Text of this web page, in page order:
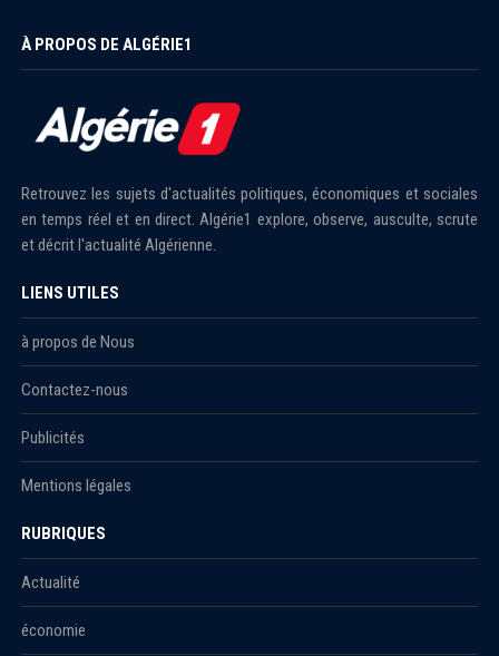
À PROPOS DE ALGÉRIE1
Retrouvez les sujets d'actualités politiques, économiques et sociales
en temps réel et en direct. Algérie1 explore, observe, ausculte, scrute
et décrit l'actualité Algérienne.
LIENS UTILES
à propos de Nous
Contactez-nous
Publicités
Mentions légales
RUBRIQUES
Actualité
économie